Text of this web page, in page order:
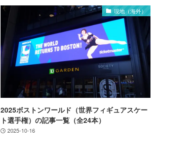
現地（海外）
2025ボストンワールド（世界フィギュアスケー
ト選手権）の記事一覧（全24本）
2025-10-16